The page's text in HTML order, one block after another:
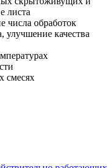
листа
числа обработок
улучшение качества
смесях